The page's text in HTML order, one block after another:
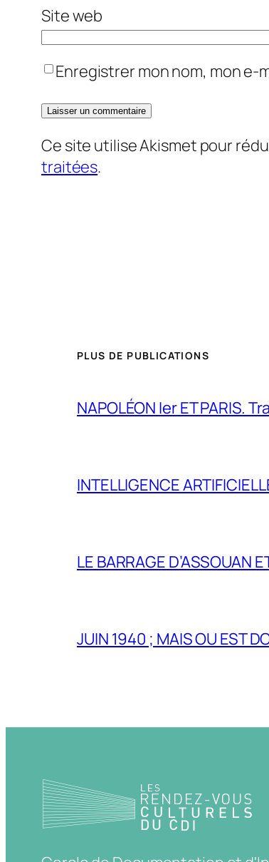
Site web
Enregistrer mon nom, mon
Ce site utilise Akismet pour
traitées.
PLUS DE PUBLICATIONS
NAPOLÉON Ier ET
INTELLIGENCE
LE BARRAGE D’ASSOUAN
JUIN 1940 ; MAIS OU EST